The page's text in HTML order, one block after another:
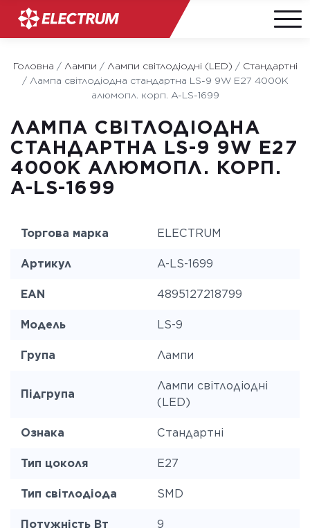
content
Головна / Лампи / Лампи світлодіодні (LED) / Стандартні
/ Лампа світлодіодна стандартна LS-9 9W E27 4000K
алюмопл. корп. A-LS-1699
ЛАМПА СВІТЛОДІОДНА
СТАНДАРТНА LS-9 9W E27
4000K АЛЮМОПЛ. КОРП.
A-LS-1699
Торгова марка ELECTRUM
Артикул A-LS-1699
EAN 4895127218799
Модель LS-9
Група Лампи
Підгрупа
Лампи світлодіодні
(LED)
Ознака Стандартні
Тип цоколя E27
Тип світлодіода SMD
Потужність Вт 9